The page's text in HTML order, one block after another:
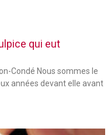
qui eut
Condé Nous sommes le
années devant elle avant